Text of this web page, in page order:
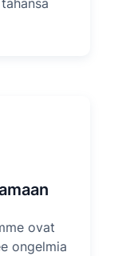
ovat
ongelmia